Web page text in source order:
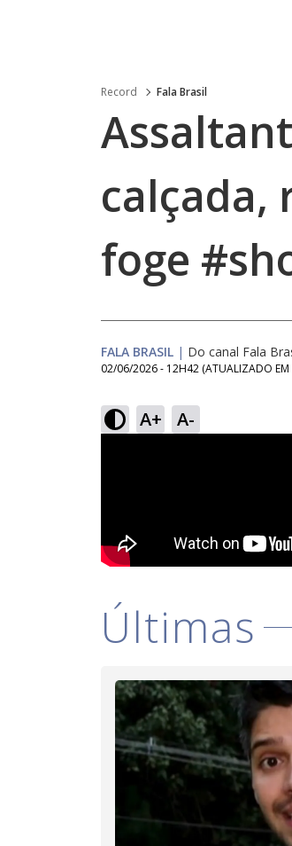
Record Fala Brasil
calçada,
foge
FALA BRASIL | Do canal Fala
02/06/2026 - 12H42 (ATUALIZADO EM
A+ A-
Últimas